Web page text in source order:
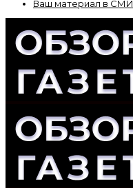
Ваш материал в СМИ